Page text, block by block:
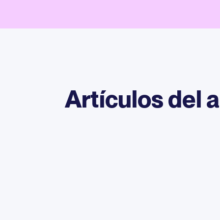
Artículos del